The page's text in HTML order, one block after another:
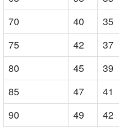
70
40 35
75
42 37
80
45 39
85
47 41
90
49 42